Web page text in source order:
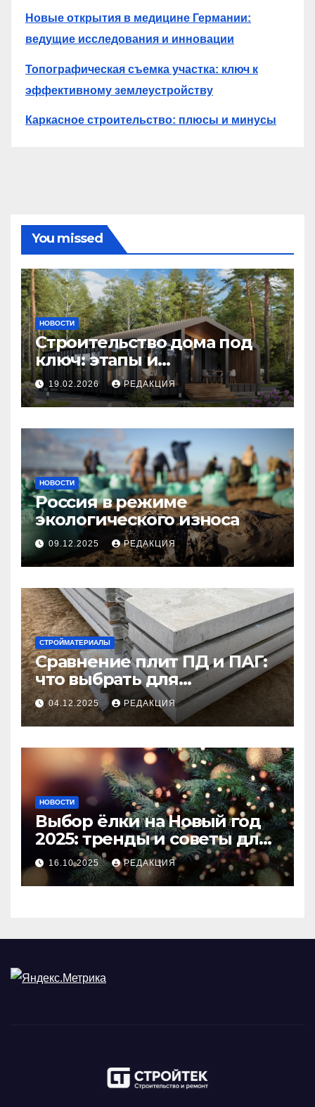
Новые открытия в медицине Германии:
ведущие исследования и инновации
Топографическая съемка участка: ключ к
эффективному землеустройству
Каркасное строительство: плюсы и минусы
You missed
НОВОСТИ
Строительство дома под
ключ: этапы и
планирование бюджета
19.02.2026 РЕДАКЦИЯ
НОВОСТИ
Россия в режиме
экологического износа
09.12.2025 РЕДАКЦИЯ
СТРОЙМАТЕРИАЛЫ
Сравнение плит ПД и ПАГ:
что выбрать для
долговечного и прочного
покрытия
04.12.2025 РЕДАКЦИЯ
НОВОСТИ
Выбор ёлки на Новый год
2025: тренды и советы для
идеального праздника
16.10.2025 РЕДАКЦИЯ